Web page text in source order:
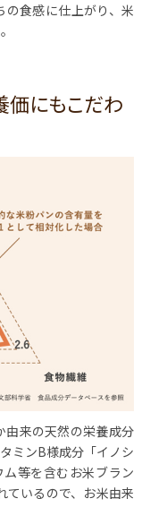
食感に仕上がり、米
価にもこだわ
由来の天然の栄養成分
ミンB様成分「イノシ
等を含むお米ブラン
ているので、お米由来